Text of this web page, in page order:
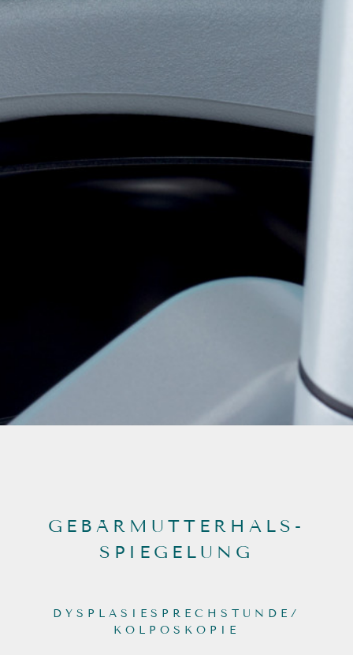
GEBÄRMUTTERHALS-
SPIEGELUNG
DYSPLASIESPRECHSTUNDE/
KOLPOSKOPIE